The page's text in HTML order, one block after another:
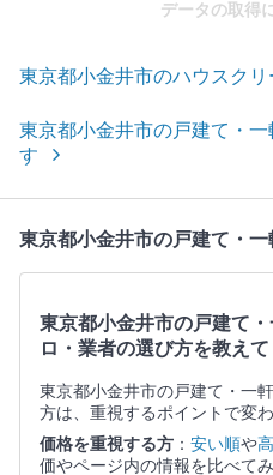
データの取得
東京都小金井市のハウスク
東京都小金井市の戸建て・
す
東京都小金井市の戸建て・
東京都小金井市の戸建て
ロ・業者の選び方を教えて
東京都小金井市の戸建て・一
方は、重視するポイントで変わ
価格を重視する方 ： 安い順や
価やページ内の情報を比べて